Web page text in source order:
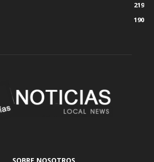
219
190
SOBRE NOSOTROS